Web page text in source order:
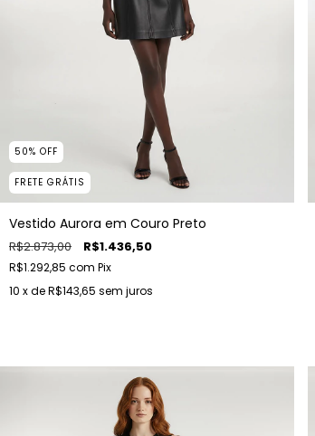
50% OFF
FRETE GRÁTIS
Vestido Aurora em Couro Preto
R$2.873,00 R$1.436,50
R$1.292,85 com Pix
10 x deR$143,65 sem juros